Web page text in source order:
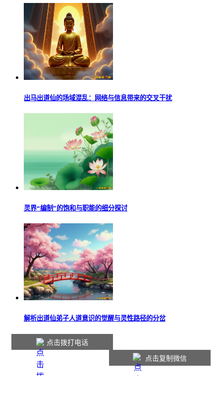
出马出道仙的场域混乱：网络与信息带来的交叉干扰
灵界“编制”的饱和与职能的细分探讨
解析出道仙弟子人道意识的觉醒与灵性路径的分岔
点击拨打电话
点击复制微信